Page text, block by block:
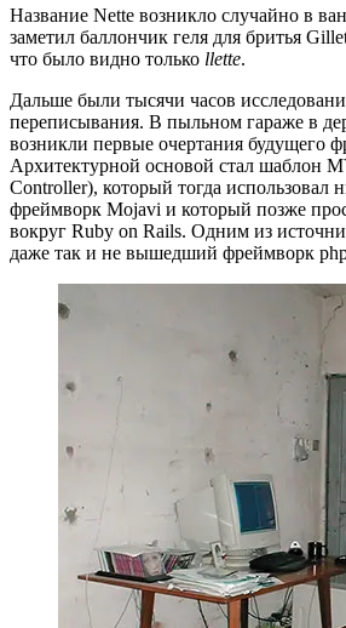
Название Nette возникло случайно в
заметил баллончик геля для бритья
что было видно только llette.
Дальше были тысячи часов
переписывания. В пыльном гараже в
возникли первые очертания будущего
Архитектурной основой стал шаблон
Controller), который тогда использовал
фреймворк Mojavi и который позже
вокруг Ruby on Rails. Одним из
даже так и не вышедший фреймворк